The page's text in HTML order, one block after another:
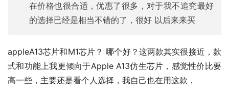
在价格也很合适，优惠了很多，对于我不追究最好
的选择已经是相当不错的了，很好 以后来来买
appleA13芯片和M1芯片？ 哪个好？这两款其实很接近，款
式和功能上我更倾向于Apple A13仿生芯片，感觉性价比要
高一些，主要还是看个人选择，我自己也在用这款，